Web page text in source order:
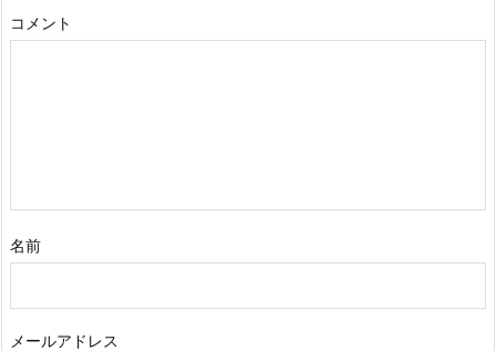
コメント
名前
メールアドレス